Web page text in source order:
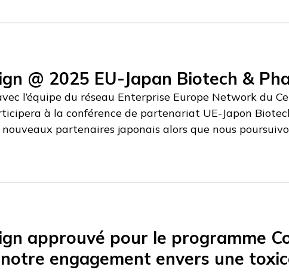
@ 2025 EU-Japan Biotech &
l’équipe du réseau Enterprise Europe Network du
à la conférence de partenariat UE-Japon
partenaires japonais alors que nous
en lien avec les objectifs de cet événement : la
approuvé pour le programme
engagement envers une